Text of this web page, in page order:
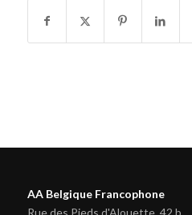
AA Belgique Francophone
Rue des Pieds d'Alouette, 42 b